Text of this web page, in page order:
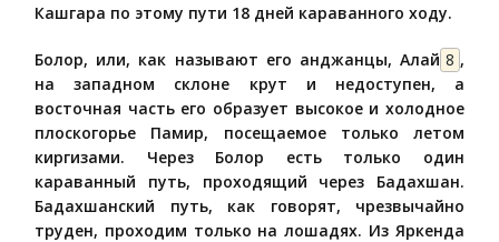
Кашгара по этому пути 18 дней караванного ходу.
Болор, или, как называют его анджанцы, Алай 8 ,
на западном склоне крут и недоступен, а
восточная часть его образует высокое и холодное
плоскогорье Памир, посещаемое только летом
киргизами. Через Болор есть только один
караванный путь, проходящий через Бадахшан.
Бадахшанский путь, как говорят, чрезвычайно
труден, проходим только на лошадях. Из Яркенда